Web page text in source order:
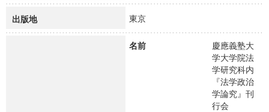
出版地 東京
名前
慶應義塾大
学大学院法
学研究科内
『法学政治
学論究』刊
行会